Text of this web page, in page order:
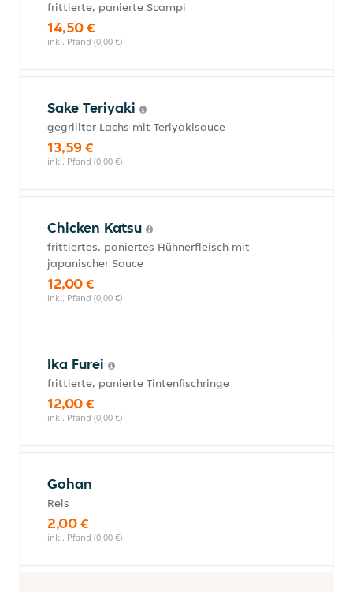
frittierte, panierte Scampi
14,50 €
inkl. Pfand (0,00 €)
Sake Teriyaki
gegrillter Lachs mit Teriyakisauce
13,59 €
inkl. Pfand (0,00 €)
Chicken Katsu
frittiertes, paniertes Hühnerfleisch mit
japanischer Sauce
12,00 €
inkl. Pfand (0,00 €)
Ika Furei
frittierte, panierte Tintenfischringe
12,00 €
inkl. Pfand (0,00 €)
Gohan
Reis
2,00 €
inkl. Pfand (0,00 €)